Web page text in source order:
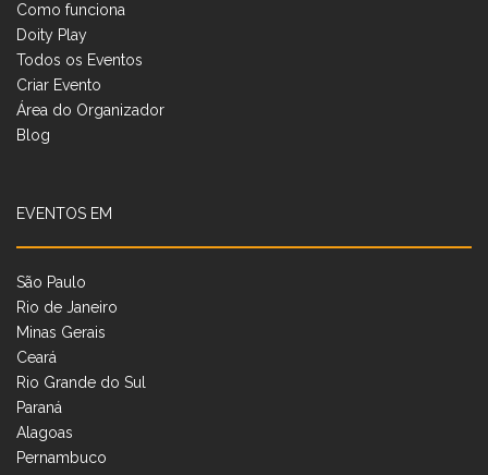
Como funciona
Doity Play
Todos os Eventos
Criar Evento
Área do Organizador
Blog
EVENTOS EM
São Paulo
Rio de Janeiro
Minas Gerais
Ceará
Rio Grande do Sul
Paraná
Alagoas
Pernambuco